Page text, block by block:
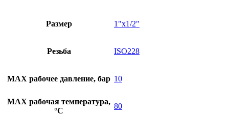
Размер 1"х1/2"
Резьба ISO228
MAX рабочее давление, бар 10
MAX рабочая температура,
°C
80